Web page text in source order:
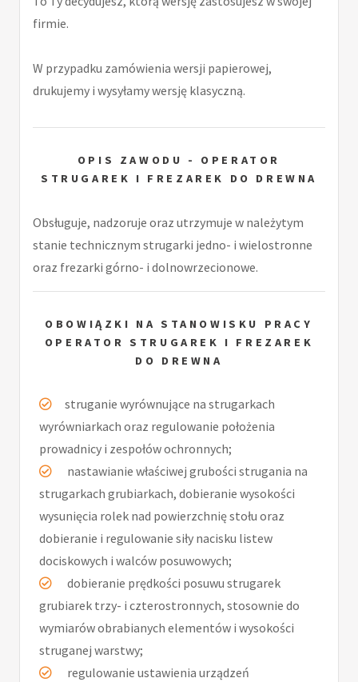
firmie.
W przypadku zamówienia wersji papierowej,
drukujemy i wysyłamy wersję klasyczną.
OPIS ZAWODU - OPERATOR
STRUGAREK I FREZAREK DO DREWNA
Obsługuje, nadzoruje oraz utrzymuje w należytym
stanie technicznym strugarki jedno- i wielostronne
oraz frezarki górno- i dolnowrzecionowe.
OBOWIĄZKI NA STANOWISKU PRACY
OPERATOR STRUGAREK I FREZAREK
DO DREWNA
struganie wyrównujące na strugarkach
wyrówniarkach oraz regulowanie położenia
prowadnicy i zespołów ochronnych;
nastawianie właściwej grubości strugania na
strugarkach grubiarkach, dobieranie wysokości
wysunięcia rolek nad powierzchnię stołu oraz
dobieranie i regulowanie siły nacisku listew
dociskowych i walców posuwowych;
dobieranie prędkości posuwu strugarek
grubiarek trzy- i czterostronnych, stosownie do
wymiarów obrabianych elementów i wysokości
struganej warstwy;
regulowanie ustawienia urządzeń